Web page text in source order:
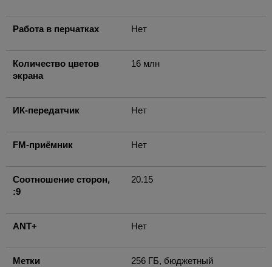
Работа в перчатках Нет
Количество цветов
экрана
16 млн
ИК-передатчик Нет
FM-приёмник Нет
Соотношение сторон,
:9
20.15
ANT+ Нет
Метки
256 ГБ, бюджетный